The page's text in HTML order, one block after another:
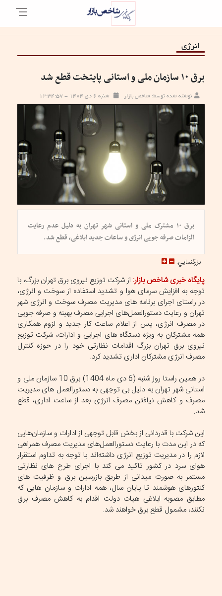
انرژی
برق ۱۰ سازمان ملی و استانی پایتخت قطع شد
نوشته شده توسط: شاخص بازار شنبه ۶ دی ۱۴۰۴ - ۱۲:۳۴:۵۷
برق ۱۰ مشترک ملی و استانی شهر تهران به دلیل عدم رعایت
الزامات صرفه ‌جویی انرژی و ساعات جدید ابلاغی، قطع شد.
بزرگنمايي:
پایگاه خبری شاخص بازار: از شرکت توزیع نیروی برق تهران بزرگ، با
توجه به افزایش سرمای هوا و تشدید استفاده از سوخت و انرژی،
در راستای اجرای برنامه های مدیریت مصرف سوخت و انرژی شهر
تهران و رعایت دستورالعمل‌های اجرایی مصرف بهینه و صرفه جویی
در مصرف انرژی، پس از اعلام ساعت کار جدید و لزوم همکاری
همه مشترکان به ‌ویژه دستگاه ‌های اجرایی و ادارات، شرکت توزیع
نیروی برق تهران بزرگ اقدامات نظارتی خود را در حوزه کنترل
مصرف انرژی مشترکان اداری تشدید کرد.
در همین راستا روز شنبه (6 دی ماه 1404) برق 10 سازمان ملی و
استانی شهر تهران به دلیل بی توجهی به دستورالعمل های مدیریت
مصرف و کاهش نیافتن مصرف انرژی بعد از ساعت اداری، قطع
شد.
این شرکت با قدردانی از بخش قابل توجهی از ادارات و سازمان‌هایی
که در این مدت با رعایت دستورالعمل‌های مدیریت مصرف همراهی
لازم را در مدیریت توزیع انرژی داشته‌اند با توجه به تداوم استقرار
هوای سرد در کشور تاکید می کند با اجرای طرح های نظارتی
مستمر به صورت میدانی از طریق بازرسین برق و ظرفیت های
کنتورهای هوشمند تا پایان سال، همه ادارات و سازمان هایی که
مطابق مصوبه ابلاغی هیات دولت اقدام به کاهش مصرف برق
نکنند، مشمول قطع برق خواهند شد.